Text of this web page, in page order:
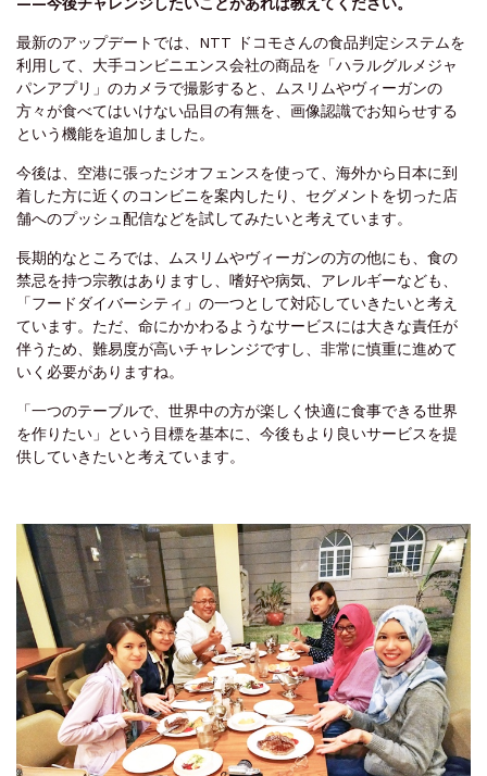
最新のアップデートでは、NTT ドコモさんの食品判定システムを
利用して、大手コンビニエンス会社の商品を「ハラルグルメジャ
パンアプリ」のカメラで撮影すると、ムスリムやヴィーガンの
方々が食べてはいけない品目の有無を、画像認識でお知らせする
という機能を追加しました。
今後は、空港に張ったジオフェンスを使って、海外から日本に到
着した方に近くのコンビニを案内したり、セグメントを切った店
舗へのプッシュ配信などを試してみたいと考えています。
長期的なところでは、ムスリムやヴィーガンの方の他にも、食の
禁忌を持つ宗教はありますし、嗜好や病気、アレルギーなども、
「フードダイバーシティ」の一つとして対応していきたいと考え
ています。ただ、命にかかわるようなサービスには大きな責任が
伴うため、難易度が高いチャレンジですし、非常に慎重に進めて
いく必要がありますね。
「一つのテーブルで、世界中の方が楽しく快適に食事できる世界
を作りたい」という目標を基本に、今後もより良いサービスを提
供していきたいと考えています。